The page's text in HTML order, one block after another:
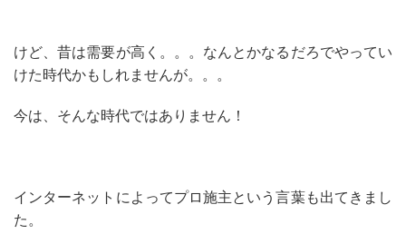
けど、昔は需要が高く。。。なんとかなるだろでやってい
けた時代かもしれませんが。。。
今は、そんな時代ではありません！
インターネットによってプロ施主という言葉も出てきまし
た。